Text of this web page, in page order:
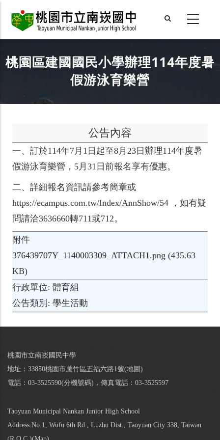
桃園區建國國民小學辦理114年度暑
假游泳育樂營
公告內容
一、 訂於114年7月1日起至8月23日辦理114年度暑
假游泳育樂營，5月31日前報名享有優惠。
二、 詳細報名資訊請參考簡章或
https://ecampus.com.tw/Index/AnnShow/54 ，如有疑
問請洽3636660轉711或712。
附件
376439707Y_1140003309_ATTACH1.png (435.63
KB)
行政單位 體育組
公告類別
學生活動
桃園市立南崁國民中學
地址：33850桃園市蘆竹區五福六路1號(地圖)
電話：03-3525590(分機號碼)，傳真電話：03-3525597
Taoyuan Municipal Nankan Junior High School
Address:No.1, Wufu 6th Rd., Luzhu Dist., Taoyuan City 338, Taiwan